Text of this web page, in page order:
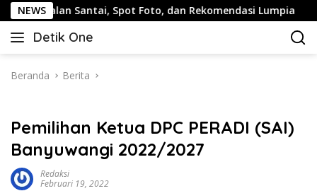
Langsung
ke
konten
NEWS
Santai, Spot Foto, dan Rekomendasi Lumpia
Detik One
Tajam
Fakta
Beranda Berita
Pemilihan Ketua DPC PERADI (SAI)
Banyuwangi 2022/2027
Redaksi
Februari 19, 2022